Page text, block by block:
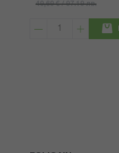
49,69 € / 97.19 лв.